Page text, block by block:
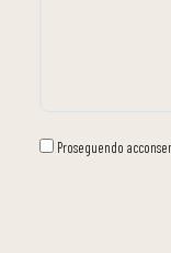
Proseguendo